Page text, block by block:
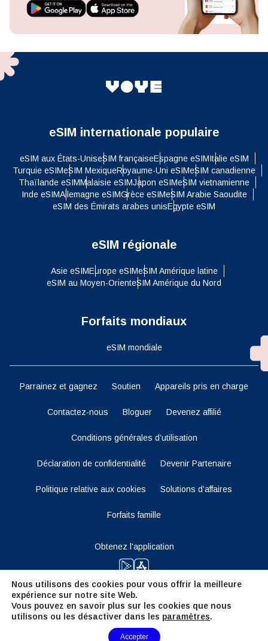
eSIM internationale populaire
eSIM aux États-UniseSIM françaiseEspagne eSIMItalie eSIM
Turquie eSIMeSIM MexiqueRoyaume-Uni eSIMeSIM canadienne
Thaïlande eSIMMalaisie eSIMJapon eSIMeSIM vietnamienne
Inde eSIMAllemagne eSIMGrèce eSIMeSIM Arabie Saoudite
eSIM des Émirats arabes unisEgypte eSIM
eSIM régionale
Asie eSIMEurope eSIMeSIM Amérique latine
eSIM au Moyen-OrienteSIM Amérique du Nord
Forfaits mondiaux
eSIM mondiale
Parrainez et gagnez Soutien Appareils pris en charge
Contactez-nous Bloguer Devenez affilié
Conditions générales d’utilisation
Déclaration de confidentialité Devenir Partenaire
Politique relative aux cookies Solutions d’affaires
Forfaits famille
Obtenez l'application
Restez à l'écoute
Nous utilisons des cookies pour vous offrir la meilleure
expérience sur notre site Web.
Vous pouvez en savoir plus sur les cookies que nous
utilisons ou les désactiver dans les paramètres.
Accepter